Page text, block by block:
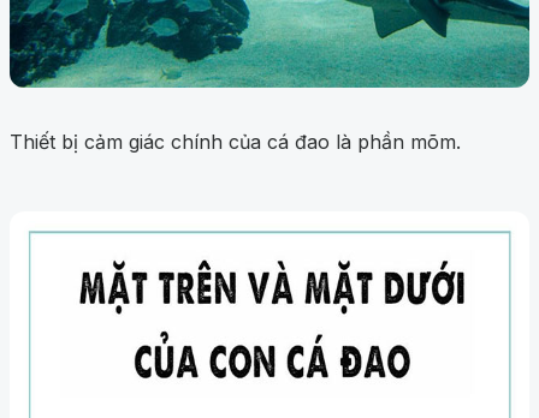
Thiết bị cảm giác chính của cá đao là phần mõm.